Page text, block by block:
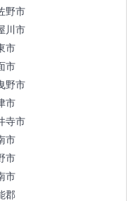
野市
川市
市
市
野市
市
寺市
市
市
市
郡